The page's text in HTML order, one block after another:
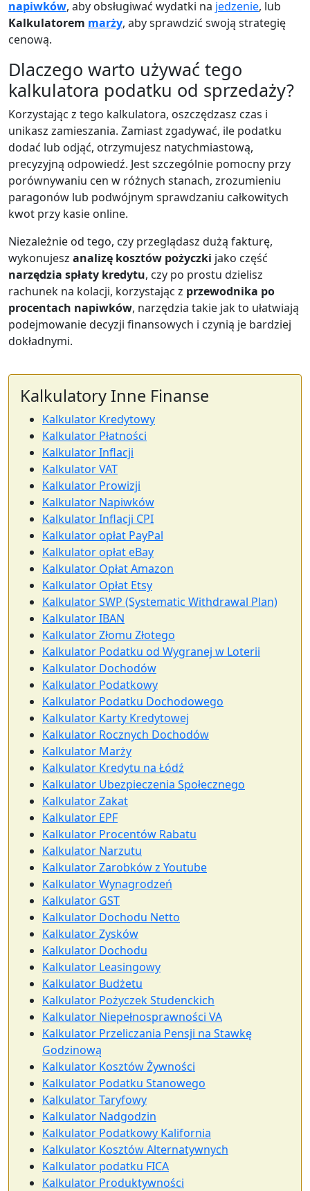
napiwków, aby obsługiwać wydatki na jedzenie, lub
Kalkulatorem marży, aby sprawdzić swoją strategię
cenową.
Dlaczego warto używać tego
kalkulatora podatku od sprzedaży?
Korzystając z tego kalkulatora, oszczędzasz czas i
unikasz zamieszania. Zamiast zgadywać, ile podatku
dodać lub odjąć, otrzymujesz natychmiastową,
precyzyjną odpowiedź. Jest szczególnie pomocny przy
porównywaniu cen w różnych stanach, zrozumieniu
paragonów lub podwójnym sprawdzaniu całkowitych
kwot przy kasie online.
Niezależnie od tego, czy przeglądasz dużą fakturę,
wykonujesz analizę kosztów pożyczki jako część
narzędzia spłaty kredytu, czy po prostu dzielisz
rachunek na kolacji, korzystając z przewodnika po
procentach napiwków, narzędzia takie jak to ułatwiają
podejmowanie decyzji finansowych i czynią je bardziej
dokładnymi.
Kalkulatory Inne Finanse
Kalkulator Kredytowy
Kalkulator Płatności
Kalkulator Inflacji
Kalkulator VAT
Kalkulator Prowizji
Kalkulator Napiwków
Kalkulator Inflacji CPI
Kalkulator opłat PayPal
Kalkulator opłat eBay
Kalkulator Opłat Amazon
Kalkulator Opłat Etsy
Kalkulator SWP (Systematic Withdrawal Plan)
Kalkulator IBAN
Kalkulator Złomu Złotego
Kalkulator Podatku od Wygranej w Loterii
Kalkulator Dochodów
Kalkulator Podatkowy
Kalkulator Podatku Dochodowego
Kalkulator Karty Kredytowej
Kalkulator Rocznych Dochodów
Kalkulator Marży
Kalkulator Kredytu na Łódź
Kalkulator Ubezpieczenia Społecznego
Kalkulator Zakat
Kalkulator EPF
Kalkulator Procentów Rabatu
Kalkulator Narzutu
Kalkulator Zarobków z Youtube
Kalkulator Wynagrodzeń
Kalkulator GST
Kalkulator Dochodu Netto
Kalkulator Zysków
Kalkulator Dochodu
Kalkulator Leasingowy
Kalkulator Budżetu
Kalkulator Pożyczek Studenckich
Kalkulator Niepełnosprawności VA
Kalkulator Przeliczania Pensji na Stawkę
Godzinową
Kalkulator Kosztów Żywności
Kalkulator Podatku Stanowego
Kalkulator Taryfowy
Kalkulator Nadgodzin
Kalkulator Podatkowy Kalifornia
Kalkulator Kosztów Alternatywnych
Kalkulator podatku FICA
Kalkulator Produktywności